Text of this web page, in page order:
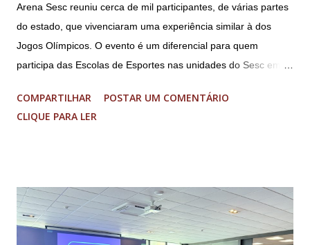
Arena Sesc reuniu cerca de mil participantes, de várias partes
do estado, que vivenciaram uma experiência similar à dos
Jogos Olímpicos. O evento é um diferencial para quem
participa das Escolas de Esportes nas unidades do Sesc em
adolescentes. É isso que o Arena Sesc proporcionou para 165
integrantes das Escolas de Esportes do Sesc São Lourenço,
participantes, entre 9 e 17 anos de idade, de várias partes do
estado, no Sesc Contagem, localizado na Região
Metropolitana de Belo Horizonte. Foram cinco dias de disputas
COMPARTILHAR
POSTAR UM COMENTÁRIO
CLIQUE PARA LER